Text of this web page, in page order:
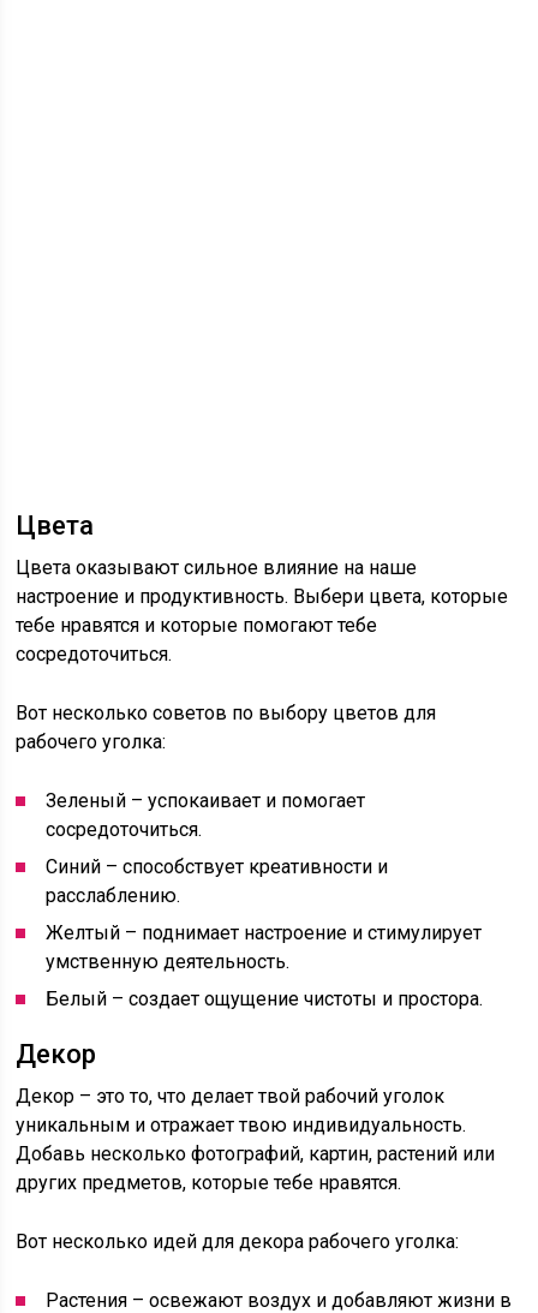
Цвета
Цвета оказывают сильное влияние на наше
настроение и продуктивность. Выбери цвета, которые
тебе нравятся и которые помогают тебе
сосредоточиться.
Вот несколько советов по выбору цветов для
рабочего уголка:
Зеленый – успокаивает и помогает
сосредоточиться.
Синий – способствует креативности и
расслаблению.
Желтый – поднимает настроение и стимулирует
умственную деятельность.
Белый – создает ощущение чистоты и простора.
Декор
Декор – это то, что делает твой рабочий уголок
уникальным и отражает твою индивидуальность.
Добавь несколько фотографий, картин, растений или
других предметов, которые тебе нравятся.
Вот несколько идей для декора рабочего уголка:
Растения – освежают воздух и добавляют жизни в